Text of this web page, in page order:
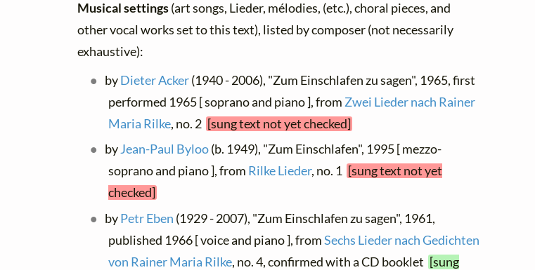
Musical settings(art songs, Lieder, mélodies, (etc.), choral pieces, and
other vocal works set to this text), listed by composer (not necessarily
exhaustive):
byDieter Acker(1940 - 2006), "Zum Einschlafen zu sagen", 1965, first
performed 1965 [ soprano and piano ], fromZwei Lieder nach Rainer
Maria Rilke, no. 2 [sung text not yet checked]
byJean-Paul Byloo(b. 1949), "Zum Einschlafen", 1995 [ mezzo-
soprano and piano ], from Rilke Lieder, no. 1 [sung text not yet
checked]
byPetr Eben (1929 - 2007), "Zum Einschlafen zu sagen", 1961,
published 1966 [ voice and piano ], fromSechs Lieder nach Gedichten
von Rainer Maria Rilke, no. 4, confirmed with a CD booklet [sung